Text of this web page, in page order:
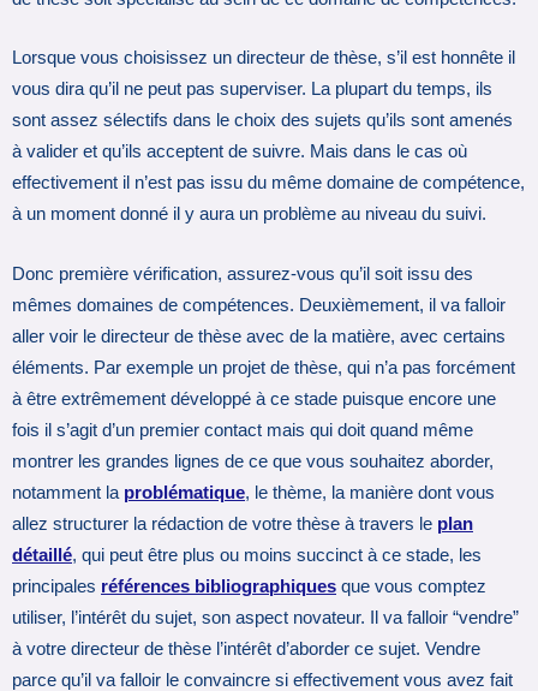
Lorsque vous choisissez un directeur de thèse, s’il est honnête il
vous dira qu’il ne peut pas superviser. La plupart du temps, ils
sont assez sélectifs dans le choix des sujets qu’ils sont amenés
à valider et qu’ils acceptent de suivre. Mais dans le cas où
effectivement il n’est pas issu du même domaine de compétence,
à un moment donné il y aura un problème au niveau du suivi.
Donc première vérification, assurez-vous qu’il soit issu des
mêmes domaines de compétences. Deuxièmement, il va falloir
aller voir le directeur de thèse avec de la matière, avec certains
éléments. Par exemple un projet de thèse, qui n’a pas forcément
à être extrêmement développé à ce stade puisque encore une
fois il s’agit d’un premier contact mais qui doit quand même
montrer les grandes lignes de ce que vous souhaitez aborder,
notamment la problématique, le thème, la manière dont vous
allez structurer la rédaction de votre thèse à travers le plan
détaillé, qui peut être plus ou moins succinct à ce stade, les
principales références bibliographiques que vous comptez
utiliser, l’intérêt du sujet, son aspect novateur. Il va falloir “vendre”
à votre directeur de thèse l’intérêt d’aborder ce sujet. Vendre
parce qu’il va falloir le convaincre si effectivement vous avez fait